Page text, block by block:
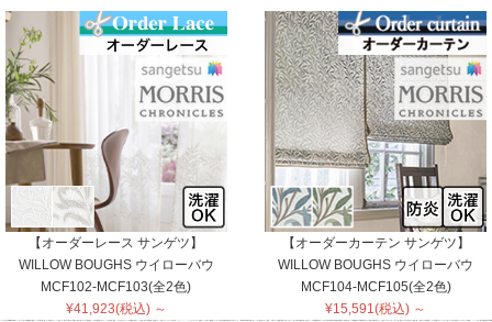
【オーダーレース サンゲツ】
WILLOW BOUGHS ウイローバウ
MCF102-MCF103(全2色)
¥41,923(税込) ～
【オーダーカーテン サンゲツ】
WILLOW BOUGHS ウイローバウ
MCF104-MCF105(全2色)
¥15,591(税込) ～